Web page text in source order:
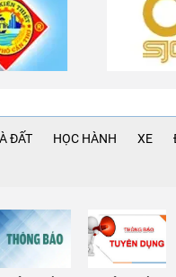
ĐẤT HỌC HÀNH XE